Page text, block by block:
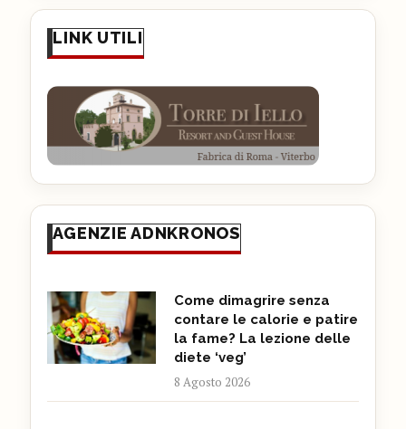
LINK UTILI
AGENZIE ADNKRONOS
Come dimagrire senza
contare le calorie e patire
la fame? La lezione delle
diete ‘veg’
8 Agosto 2026